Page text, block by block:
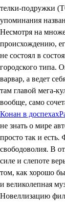
телки-подружки
упоминания
Несмотря на
происхождению,
не состоял в
городского типа.
варвар, а ведет
там главой мега-
вообще, само
Конан в доспехах
не знать о мире
просто так и
свободоволия. В
силе и слепоте
том, как хорошо
и великолепная
Новеллизацию